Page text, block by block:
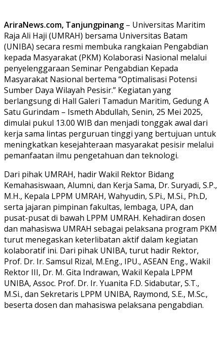
AriraNews.com, Tanjungpinang – Universitas Maritim
Raja Ali Haji (UMRAH) bersama Universitas Batam
(UNIBA) secara resmi membuka rangkaian Pengabdian
kepada Masyarakat (PKM) Kolaborasi Nasional melalui
penyelenggaraan Seminar Pengabdian Kepada
Masyarakat Nasional bertema “Optimalisasi Potensi
Sumber Daya Wilayah Pesisir.” Kegiatan yang
berlangsung di Hall Galeri Tamadun Maritim, Gedung A
Satu Gurindam – Ismeth Abdullah, Senin, 25 Mei 2025,
dimulai pukul 13.00 WIB dan menjadi tonggak awal dari
kerja sama lintas perguruan tinggi yang bertujuan untuk
meningkatkan kesejahteraan masyarakat pesisir melalui
pemanfaatan ilmu pengetahuan dan teknologi.
Dari pihak UMRAH, hadir Wakil Rektor Bidang
Kemahasiswaan, Alumni, dan Kerja Sama, Dr. Suryadi, S.P.,
M.H., Kepala LPPM UMRAH, Wahyudin, S.Pi., M.Si., Ph.D,
serta jajaran pimpinan fakultas, lembaga, UPA, dan
pusat-pusat di bawah LPPM UMRAH. Kehadiran dosen
dan mahasiswa UMRAH sebagai pelaksana program PKM
turut menegaskan keterlibatan aktif dalam kegiatan
kolaboratif ini. Dari pihak UNIBA, turut hadir Rektor,
Prof. Dr. Ir. Samsul Rizal, M.Eng., IPU., ASEAN Eng., Wakil
Rektor III, Dr. M. Gita Indrawan, Wakil Kepala LPPM
UNIBA, Assoc. Prof. Dr. Ir. Yuanita F.D. Sidabutar, S.T.,
M.Si., dan Sekretaris LPPM UNIBA, Raymond, S.E., M.Sc.,
beserta dosen dan mahasiswa pelaksana pengabdian.